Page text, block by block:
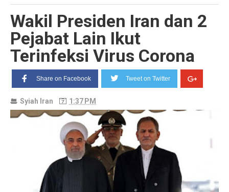
Wakil Presiden Iran dan 2
Pejabat Lain Ikut
Terinfeksi Virus Corona
Share on Facebook Tweet on Twitter
Syiah Iran 1:37 PM